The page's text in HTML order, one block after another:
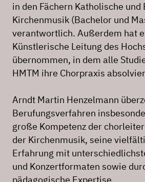
in den Fächern Katholische und
Kirchenmusik (Bachelor und
verantwortlich. Außerdem hat
Künstlerische Leitung des
übernommen, in dem alle
HMTM ihre Chorpraxis
Arndt Martin Henzelmann
Berufungsverfahren
große Kompetenz der
der Kirchenmusik, seine
Erfahrung mit
und Konzertformaten sowie